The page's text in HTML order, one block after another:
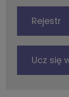
Rejestr
Ucz się